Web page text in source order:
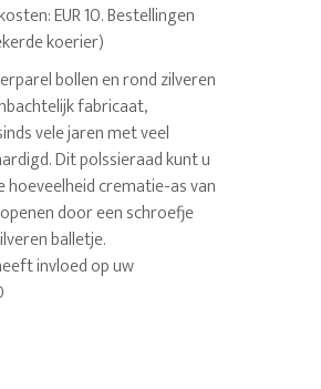
EUR 10. Bestellingen
koerier)
bollen en rond zilveren
fabricaat,
vele jaren met veel
Dit polssieraad kunt u
hoeveelheid crematie-as van
door een schroefje
balletje.
invloed op uw